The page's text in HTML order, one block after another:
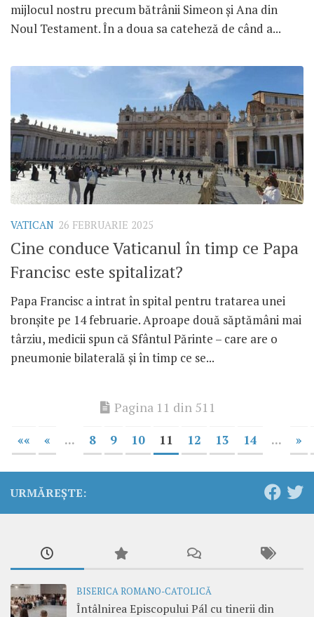
mijlocul nostru precum bătrânii Simeon și Ana din
Noul Testament. În a doua sa cateheză de când a...
VATICAN 26 FEBRUARIE 2025
Cine conduce Vaticanul în timp ce Papa
Francisc este spitalizat?
Papa Francisc a intrat în spital pentru tratarea unei
bronșite pe 14 februarie. Aproape două săptămâni mai
târziu, medicii spun că Sfântul Părinte – care are o
pneumonie bilaterală și în timp ce se...
Pagina 11 din 511
«« « ... 8 9 10 11 12 13 14 ... »
URMĂREȘTE:
BISERICA ROMANO-CATOLICĂ
Întâlnirea Episcopului Pál cu tinerii din